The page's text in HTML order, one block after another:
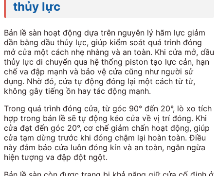
thủy lực
Bản lề sàn hoạt động dựa trên nguyên lý hãm lực giảm
dần bằng dầu thủy lực, giúp kiểm soát quá trình đóng
mở cửa một cách nhẹ nhàng và an toàn. Khi cửa mở, dầu
thủy lực di chuyển qua hệ thống piston tạo lực cản, hạn
chế va đập mạnh và bảo vệ cửa cũng như người sử
dụng. Nhờ đó, cửa tự động đóng lại một cách từ từ,
không gây tiếng ồn hay tác động mạnh.
Trong quá trình đóng cửa, từ góc 90° đến 20°, lò xo tích
hợp trong bản lề sẽ tự động kéo cửa về vị trí đóng. Khi
cửa đạt đến góc 20°, cơ chế giảm chấn hoạt động, giúp
cửa tạm dừng trước khi đóng chậm lại hoàn toàn. Điều
này đảm bảo cửa luôn đóng kín và an toàn, ngăn ngừa
hiện tượng va đập đột ngột.